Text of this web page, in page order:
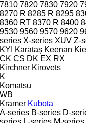
7810 7820 7830 7920
8270 R 8285 R 8295
8360 RT 8370 R 8400
9530 9560 9570 9620
series X-series XUV Z-
KYI
Karataş Keenan
CK CS DK EX RX
Kirchner Kirovets
K
Komatsu
WB
Kramer Kubota
A-series B-series D-